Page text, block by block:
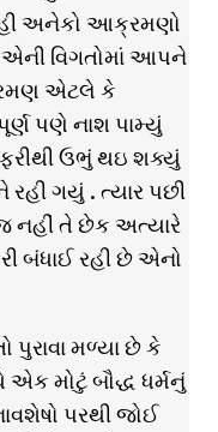
અનેકો આક્રમણો
વિગતોમાં આપને
એટલે કે
પણે નાશ પામ્યું
ઉભું થઇ શક્યું
ગયું . ત્યાર પછી
નહીં તે છેક અત્યારે
બંધાઈ રહી છે એનો
મળ્યા છે કે
મોટું બૌદ્ધ ધર્મનું
પરથી જોઈ